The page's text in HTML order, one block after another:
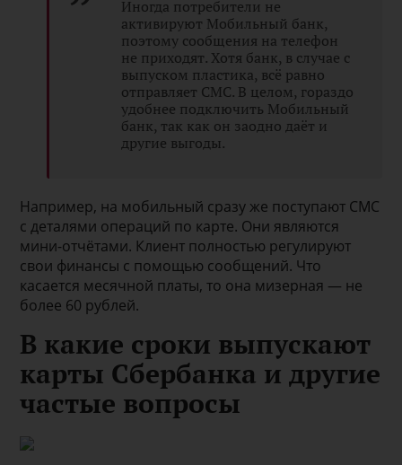
Иногда потребители не
активируют Мобильный банк,
поэтому сообщения на телефон
не приходят. Хотя банк, в случае с
выпуском пластика, всё равно
отправляет СМС. В целом, гораздо
удобнее подключить Мобильный
банк, так как он заодно даёт и
другие выгоды.
Например, на мобильный сразу же поступают СМС
с деталями операций по карте. Они являются
мини-отчётами. Клиент полностью регулируют
свои финансы с помощью сообщений. Что
касается месячной платы, то она мизерная — не
более 60 рублей.
В какие сроки выпускают
карты Сбербанка и другие
частые вопросы